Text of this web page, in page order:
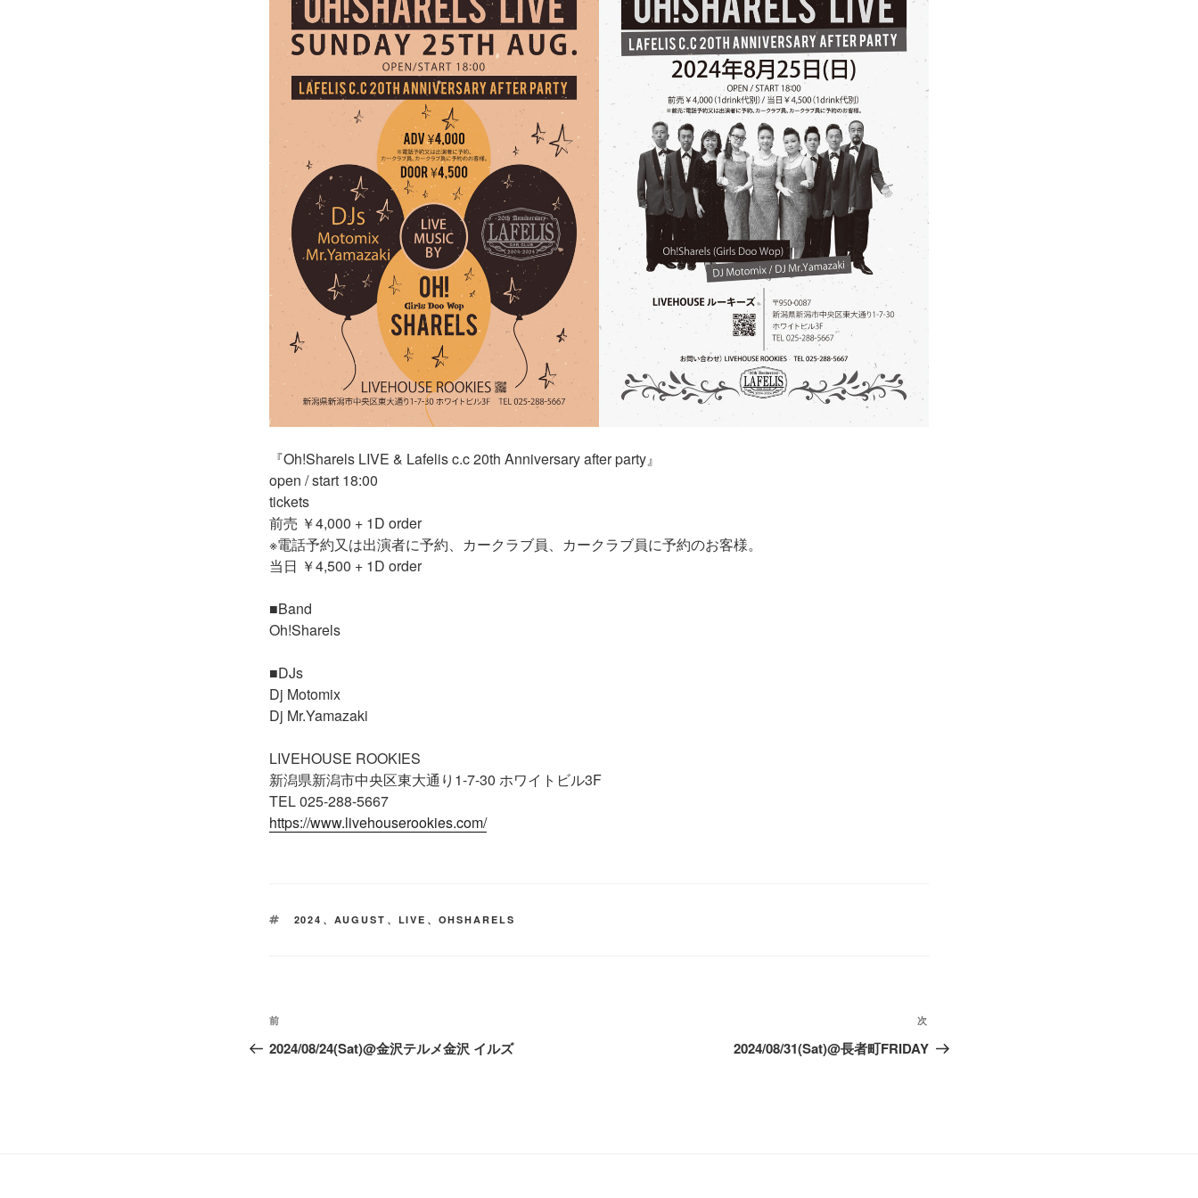
『Oh!Sharels LIVE & Lafelis c.c 20th Anniversary after party』
open / start 18:00
tickets
前売 ￥4,000 + 1D order
※電話予約又は出演者に予約、カークラブ員、カークラブ員に予約のお客様。
当日 ￥4,500 + 1D order
■Band
Oh!Sharels
■DJs
Dj Motomix
Dj Mr.Yamazaki
LIVEHOUSE ROOKIES
新潟県新潟市中央区東大通り1-7-30 ホワイトビル3F
TEL ​025-288-5667
https://www.livehouserookies.com/
タ
2024 、 AUGUST 、 LIVE 、 OHSHARELS
投
稿
前
の
前
2024/08/24(Sat)@金沢テルメ金沢 イルズ
の
次
2024/08/31(Sat)@長者町FRIDAY